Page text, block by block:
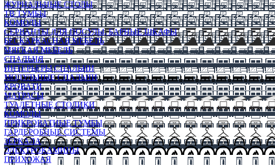
ЖУРНАЛЬНЫЕ СТОЛЫ
ТВ ТУМБЫ
КОМОДЫ
СЕРВАНТЫ ДЛЯ ПОСУДЫ, БАРНЫЕ ШКАФЫ
БЕСКАРКАСНАЯ МЕБЕЛЬ
МЯГКАЯ МЕБЕЛЬ
СПАЛЬНЯ
ИНТЕРЬЕРЫ СПАЛЬНИ
МОДУЛЬНЫЕ СПАЛЬНИ
КРОВАТИ
МАТРАСЫ
ТУАЛЕТНЫЕ СТОЛИКИ
КОМОДЫ
ПРИКРОВАТНЫЕ ТУМБЫ
ГАРДЕРОБНЫЕ СИСТЕМЫ
ЗЕРКАЛА
ЭЛЕКТРОКАМИНЫ
ПРИХОЖАЯ